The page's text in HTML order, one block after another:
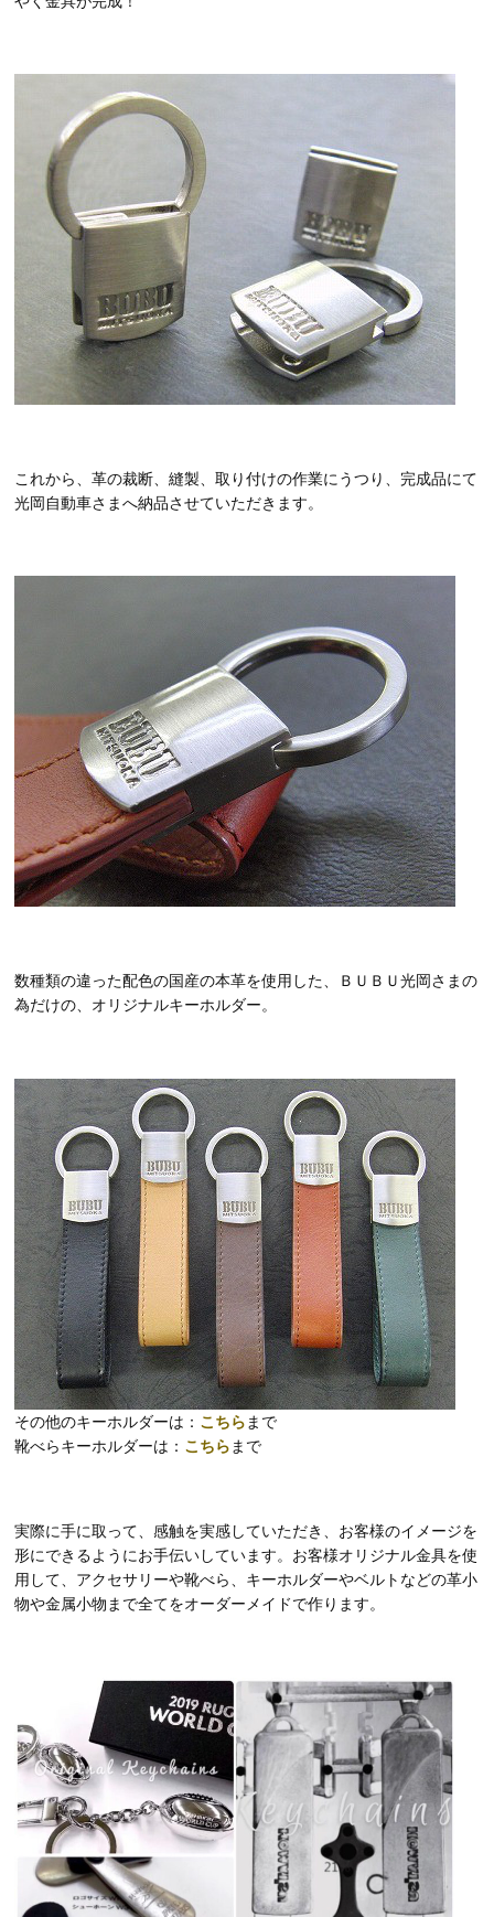
これから、革の裁断、縫製、取り付けの作業にうつり、完成品にて
光岡自動車さまへ納品させていただきます。
数種類の違った配色の国産の本革を使用した、ＢＵＢＵ光岡さまの
為だけの、オリジナルキーホルダー。
その他のキーホルダーは： こちら まで
靴べらキーホルダーは： こちら まで
実際に手に取って、感触を実感していただき、お客様のイメージを
形にできるようにお手伝いしています。お客様オリジナル金具を使
用して、アクセサリーや靴べら、キーホルダーやベルトなどの革小
物や金属小物まで全てをオーダーメイドで作ります。